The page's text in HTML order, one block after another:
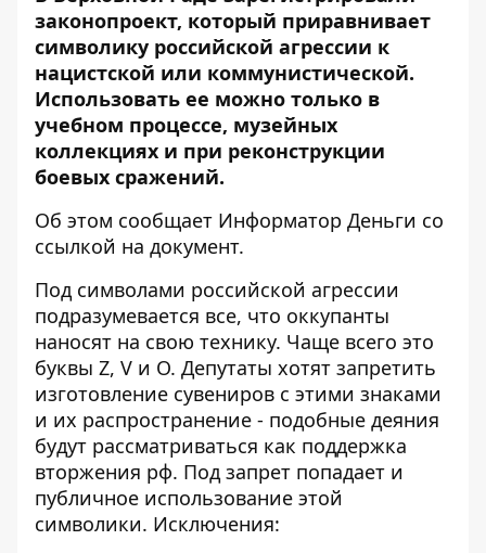
законопроект, который приравнивает
символику российской агрессии к
нацистской или коммунистической.
Использовать ее можно только в
учебном процессе, музейных
коллекциях и при реконструкции
боевых сражений.
Об этом сообщает Информатор Деньги со
ссылкой на документ.
Под символами российской агрессии
подразумевается все, что оккупанты
наносят на свою технику. Чаще всего это
буквы Z, V и O. Депутаты хотят запретить
изготовление сувениров с этими знаками
и их распространение - подобные деяния
будут рассматриваться как поддержка
вторжения рф. Под запрет попадает и
публичное использование этой
символики. Исключения: